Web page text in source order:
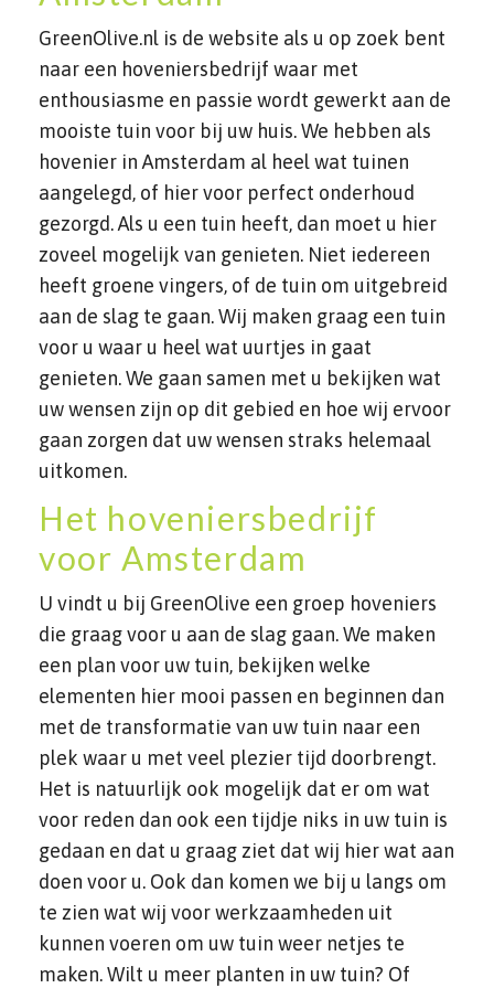
GreenOlive.nl is de website als u op zoek bent
naar een hoveniersbedrijf waar met
enthousiasme en passie wordt gewerkt aan de
mooiste tuin voor bij uw huis. We hebben als
hovenier in Amsterdam al heel wat tuinen
aangelegd, of hier voor perfect onderhoud
gezorgd. Als u een tuin heeft, dan moet u hier
zoveel mogelijk van genieten. Niet iedereen
heeft groene vingers, of de tuin om uitgebreid
aan de slag te gaan. Wij maken graag een tuin
voor u waar u heel wat uurtjes in gaat
genieten. We gaan samen met u bekijken wat
uw wensen zijn op dit gebied en hoe wij ervoor
gaan zorgen dat uw wensen straks helemaal
uitkomen.
Het hoveniersbedrijf
voor Amsterdam
U vindt u bij GreenOlive een groep hoveniers
die graag voor u aan de slag gaan. We maken
een plan voor uw tuin, bekijken welke
elementen hier mooi passen en beginnen dan
met de transformatie van uw tuin naar een
plek waar u met veel plezier tijd doorbrengt.
Het is natuurlijk ook mogelijk dat er om wat
voor reden dan ook een tijdje niks in uw tuin is
gedaan en dat u graag ziet dat wij hier wat aan
doen voor u. Ook dan komen we bij u langs om
te zien wat wij voor werkzaamheden uit
kunnen voeren om uw tuin weer netjes te
maken. Wilt u meer planten in uw tuin? Of